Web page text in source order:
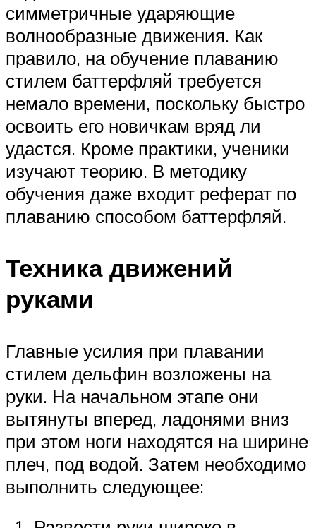
симметричные ударяющие
волнообразные движения. Как
правило, на обучение плаванию
стилем баттерфляй требуется
немало времени, поскольку быстро
освоить его новичкам вряд ли
удастся. Кроме практики, ученики
изучают теорию. В методику
обучения даже входит реферат по
плаванию способом баттерфляй.
Техника движений
руками
Главные усилия при плавании
стилем дельфин возложены на
руки. На начальном этапе они
вытянуты вперед, ладонями вниз
при этом ноги находятся на ширине
плеч, под водой. Затем необходимо
выполнить следующее: